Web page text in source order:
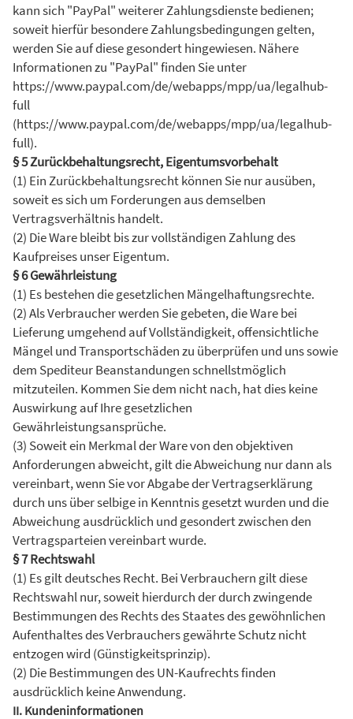
kann sich "PayPal" weiterer Zahlungsdienste bedienen;
soweit hierfür besondere Zahlungsbedingungen gelten,
werden Sie auf diese gesondert hingewiesen. Nähere
Informationen zu "PayPal" finden Sie unter
https://www.paypal.com/de/webapps/mpp/ua/legalhub-
full
(https://www.paypal.com/de/webapps/mpp/ua/legalhub-
full).
§ 5 Zurückbehaltungsrecht, Eigentumsvorbehalt
(1) Ein Zurückbehaltungsrecht können Sie nur ausüben,
soweit es sich um Forderungen aus demselben
Vertragsverhältnis handelt.
(2) Die Ware bleibt bis zur vollständigen Zahlung des
Kaufpreises unser Eigentum.
§ 6 Gewährleistung
(1) Es bestehen die gesetzlichen Mängelhaftungsrechte.
(2) Als Verbraucher werden Sie gebeten, die Ware bei
Lieferung umgehend auf Vollständigkeit, offensichtliche
Mängel und Transportschäden zu überprüfen und uns sowie
dem Spediteur Beanstandungen schnellstmöglich
mitzuteilen. Kommen Sie dem nicht nach, hat dies keine
Auswirkung auf Ihre gesetzlichen
Gewährleistungsansprüche.
(3) Soweit ein Merkmal der Ware von den objektiven
Anforderungen abweicht, gilt die Abweichung nur dann als
vereinbart, wenn Sie vor Abgabe der Vertragserklärung
durch uns über selbige in Kenntnis gesetzt wurden und die
Abweichung ausdrücklich und gesondert zwischen den
Vertragsparteien vereinbart wurde.
§ 7 Rechtswahl
(1) Es gilt deutsches Recht. Bei Verbrauchern gilt diese
Rechtswahl nur, soweit hierdurch der durch zwingende
Bestimmungen des Rechts des Staates des gewöhnlichen
Aufenthaltes des Verbrauchers gewährte Schutz nicht
entzogen wird (Günstigkeitsprinzip).
(2) Die Bestimmungen des UN-Kaufrechts finden
ausdrücklich keine Anwendung.
II. Kundeninformationen